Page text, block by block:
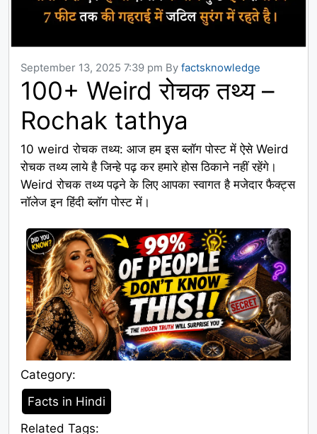
September 13, 2025 7:39 pm By factsknowledge
100+ Weird रोचक तथ्य –
Rochak tathya
10 weird रोचक तथ्य: आज हम इस ब्लॉग पोस्ट में ऐसे Weird
रोचक तथ्य लाये है जिन्हे पढ़ कर हमारे होस ठिकाने नहीं रहेंगे।
Weird रोचक तथ्य पढ़ने के लिए आपका स्वागत है मजेदार फैक्ट्स
नॉलेज इन हिंदी ब्लॉग पोस्ट में।
Category:
Category
Facts in Hindi
Related Tags: